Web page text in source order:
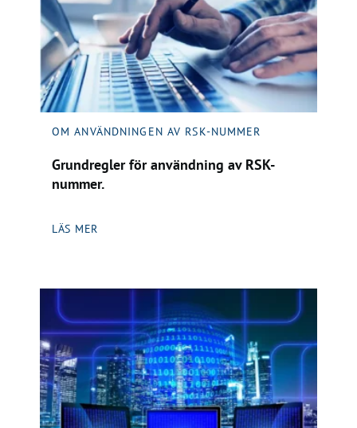
OM ANVÄNDNINGEN AV RSK-NUMMER
Grundregler för användning av RSK-
nummer.
LÄS MER